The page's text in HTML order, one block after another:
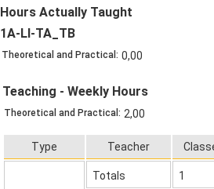
Hours Actually Taught
1A-LI-TA_TB
Theoretical and Practical: 0,00
Teaching - Weekly Hours
Theoretical and Practical: 2,00
Type Teacher
Totals 1